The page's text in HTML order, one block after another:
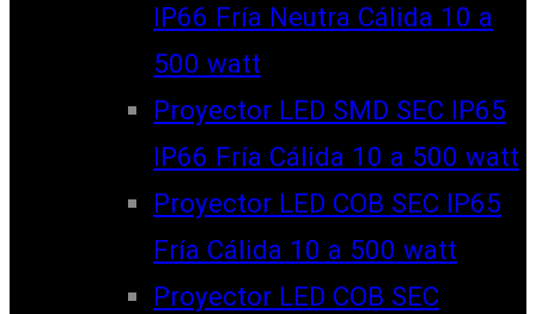
IP66 Fría Neutra Cálida 10 a
500 watt
Proyector LED SMD SEC IP65
IP66 Fría Cálida 10 a 500 watt
Proyector LED COB SEC IP65
Fría Cálida 10 a 500 watt
Proyector LED COB SEC